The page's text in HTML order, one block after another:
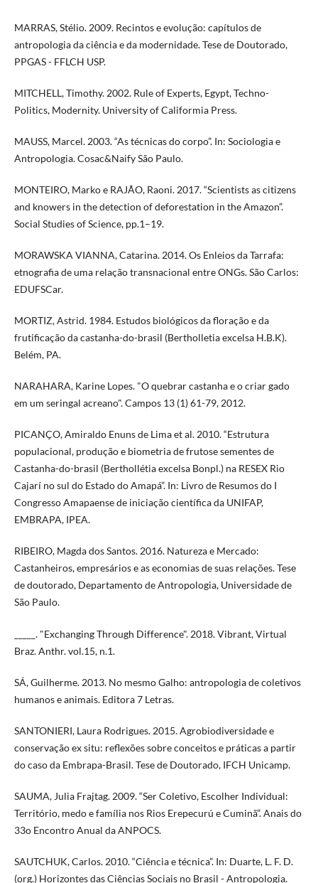
MARRAS, Stélio. 2009. Recintos e evolução: capítulos de
antropologia da ciência e da modernidade. Tese de Doutorado,
PPGAS - FFLCH USP.
MITCHELL, Timothy. 2002. Rule of Experts, Egypt, Techno-
Politics, Modernity. University of Califormia Press.
MAUSS, Marcel. 2003. “As técnicas do corpo”. In: Sociologia e
Antropologia. Cosac&Naify São Paulo.
MONTEIRO, Marko e RAJÃO, Raoni. 2017. “Scientists as citizens
and knowers in the detection of deforestation in the Amazon”.
Social Studies of Science, pp.1–19.
MORAWSKA VIANNA, Catarina. 2014. Os Enleios da Tarrafa:
etnografia de uma relação transnacional entre ONGs. São Carlos:
EDUFSCar.
MORTIZ, Astrid. 1984. Estudos biológicos da floração e da
frutificação da castanha-do-brasil (Bertholletia excelsa H.B.K).
Belém, PA.
NARAHARA, Karine Lopes. "O quebrar castanha e o criar gado
em um seringal acreano". Campos 13 (1) 61-79, 2012.
PICANÇO, Amiraldo Enuns de Lima et al. 2010. “Estrutura
populacional, produção e biometria de frutose sementes de
Castanha-do-brasil (Berthollétia excelsa Bonpl.) na RESEX Rio
Cajarí no sul do Estado do Amapá”. In: Livro de Resumos do I
Congresso Amapaense de iniciação científica da UNIFAP,
EMBRAPA, IPEA.
RIBEIRO, Magda dos Santos. 2016. Natureza e Mercado:
Castanheiros, empresários e as economias de suas relações. Tese
de doutorado, Departamento de Antropologia, Universidade de
São Paulo.
_____. "Exchanging Through Difference". 2018. Vibrant, Virtual
Braz. Anthr. vol.15, n.1.
SÁ, Guilherme. 2013. No mesmo Galho: antropologia de coletivos
humanos e animais. Editora 7 Letras.
SANTONIERI, Laura Rodrigues. 2015. Agrobiodiversidade e
conservação ex situ: reflexões sobre conceitos e práticas a partir
do caso da Embrapa-Brasil. Tese de Doutorado, IFCH Unicamp.
SAUMA, Julia Frajtag. 2009. “Ser Coletivo, Escolher Individual:
Território, medo e família nos Rios Erepecurú e Cuminã”. Anais do
33o Encontro Anual da ANPOCS.
SAUTCHUK, Carlos. 2010. “Ciência e técnica”. In: Duarte, L. F. D.
(org.) Horizontes das Ciências Sociais no Brasil - Antropologia.